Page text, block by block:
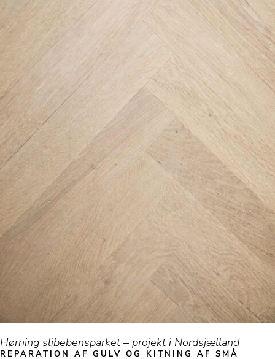
Hørning slibebensparket – projekt i Nordsjælland
REPARATION AF GULV OG KITNING AF SMÅ